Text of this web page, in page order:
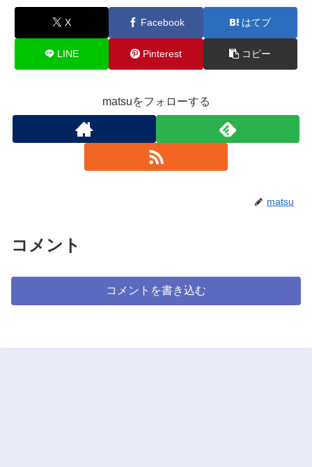
X Facebook はてブ
LINE Pinterest コピー
matsuをフォローする
matsu
コメント
コメントを書き込む